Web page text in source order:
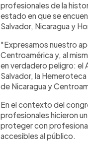
profesionales de la
estado en que se
Salvador, Nicaragua y
"Expresamos nuestro
Centroamérica y, al
en verdadero peligro: el
Salvador, la
de Nicaragua y
En el contexto del
profesionales hicieron
proteger con
accesibles al público.